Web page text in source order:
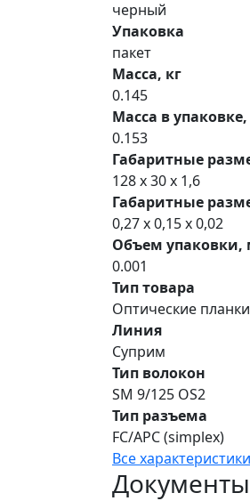
черный
Упаковка
пакет
Масса, кг
0.145
Масса в упаковке,
0.153
Габаритные
128 x 30 x 1,6
Габаритные
0,27 x 0,15 x 0,02
Объем упаковки,
0.001
Тип товара
Оптические
Линия
Суприм
Тип волокон
SM 9/125 OS2
Тип разъема
FC/APC (simplex)
Все характеристики